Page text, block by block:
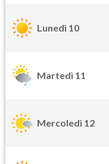
Lunedì 10
Martedì 11
Mercoledì 12